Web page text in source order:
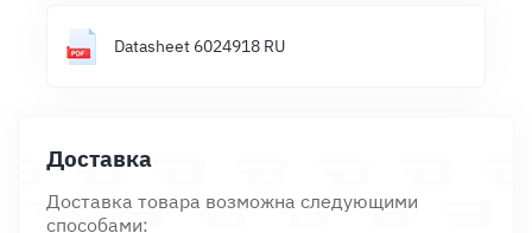
Datasheet 6024918 RU
Доставка
Доставка товара возможна следующими
способами: